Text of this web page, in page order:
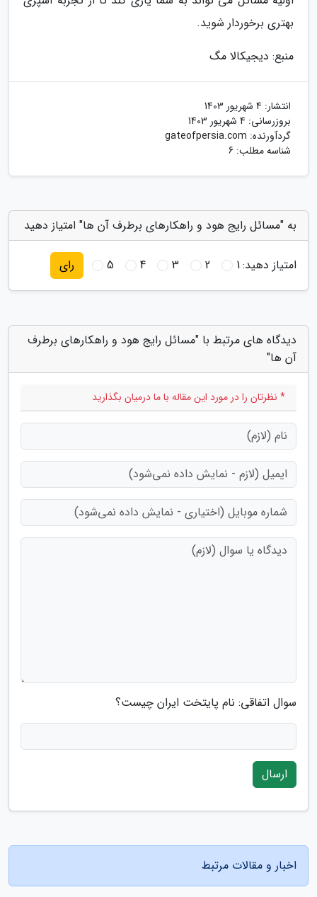
بهتری برخوردار شوید.
منبع: دیجیکالا مگ
انتشار: 4 شهریور 1403
بروزرسانی: 4 شهریور 1403
گردآورنده: gateofpersia.com
شناسه مطلب: 6
به "مسائل رایج هود و راهکارهای برطرف آن ها" امتیاز دهید
امتیاز دهید:1
2
3
4
5 رای
دیدگاه های مرتبط با "مسائل رایج هود و راهکارهای برطرف
آن ها"
* نظرتان را در مورد این مقاله با ما درمیان بگذارید
سوال اتفاقی: نام پایتخت ایران چیست؟
ارسال
اخبار و مقالات مرتبط